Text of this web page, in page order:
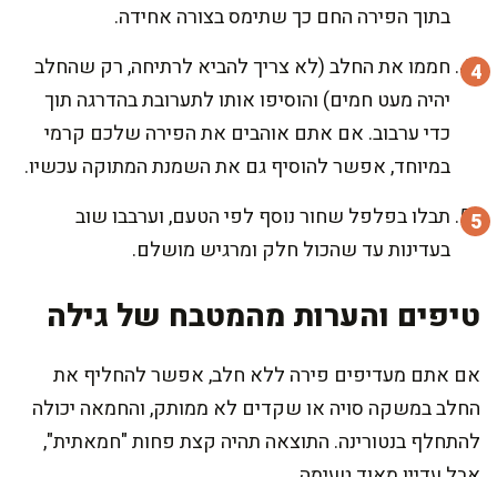
בתוך הפירה החם כך שתימס בצורה אחידה.
חממו את החלב (לא צריך להביא לרתיחה, רק שהחלב
יהיה מעט חמים) והוסיפו אותו לתערובת בהדרגה תוך
כדי ערבוב. אם אתם אוהבים את הפירה שלכם קרמי
במיוחד, אפשר להוסיף גם את השמנת המתוקה עכשיו.
תבלו בפלפל שחור נוסף לפי הטעם, וערבבו שוב
בעדינות עד שהכול חלק ומרגיש מושלם.
טיפים והערות מהמטבח של גילה
אם אתם מעדיפים פירה ללא חלב, אפשר להחליף את
החלב במשקה סויה או שקדים לא ממותק, והחמאה יכולה
להתחלף בנטורינה. התוצאה תהיה קצת פחות "חמאתית",